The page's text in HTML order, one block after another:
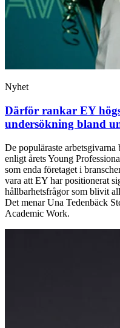
Nyhet
Därför rankar EY
undersökning bland
De populäraste
enligt årets Young
som enda företaget i
vara att EY har positionerat
hållbarhetsfrågor som blivit
Det menar Una Tedenbäck
Academic Work.